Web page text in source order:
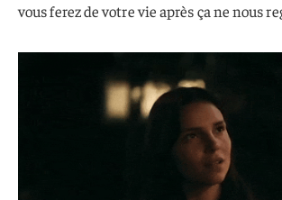
vous ferez de votre vie après ça ne nous